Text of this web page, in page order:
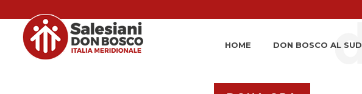
HOME DON BOSCO AL SUD